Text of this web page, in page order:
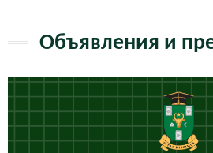
Объявления и